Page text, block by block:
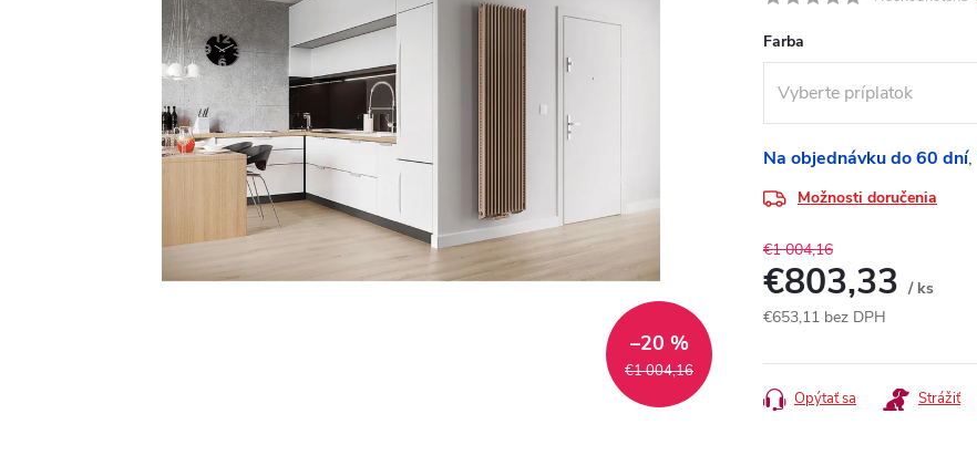
€1 004,16
–20 %
Farba
Na objednávku do 60 dní
Možnosti doručenia
€1 004,16
€803,33 / ks
€653,11 bez DPH
cena:
Opýtať sa Strážiť